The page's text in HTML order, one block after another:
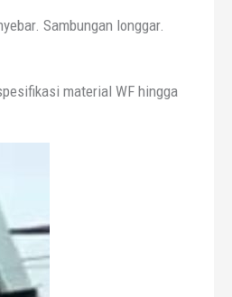
Sambungan longgar.
material WF hingga